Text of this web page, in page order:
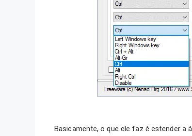
Basicamente, o que ele faz é estender a